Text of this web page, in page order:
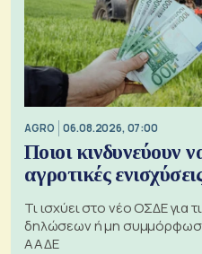
AGRO 06.08.2026, 07:00
Ποιοι κινδυνεύουν
αγροτικές
Τι ισχύει στο νέο ΟΣΔΕ για
δηλώσεων ή μη
ΑΑΔΕ